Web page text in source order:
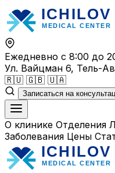
Перейти
к
содержимому
Ежедневно с 8:00 до
Ул. Вайцман 6, Тель-
🇷🇺 🇬🇧 🇺🇦
Записаться на
О клинике Отделения
Заболевания Цены